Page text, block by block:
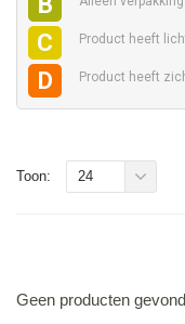
C Product heeft
D Product heeft
Toon: 24
Geen producten